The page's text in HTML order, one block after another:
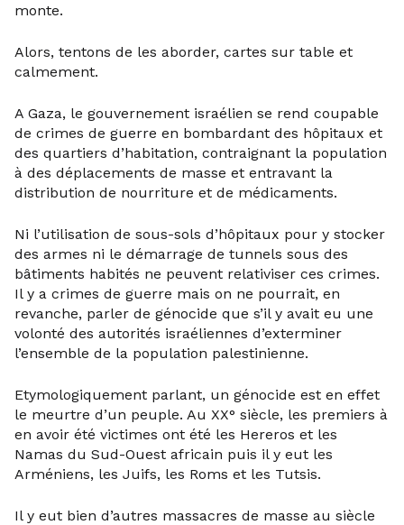
monte.
Alors, tentons de les aborder, cartes sur table et
calmement.
A Gaza, le gouvernement israélien se rend coupable
de crimes de guerre en bombardant des hôpitaux et
des quartiers d’habitation, contraignant la population
à des déplacements de masse et entravant la
distribution de nourriture et de médicaments.
Ni l’utilisation de sous-sols d’hôpitaux pour y stocker
des armes ni le démarrage de tunnels sous des
bâtiments habités ne peuvent relativiser ces crimes.
Il y a crimes de guerre mais on ne pourrait, en
revanche, parler de génocide que s’il y avait eu une
volonté des autorités israéliennes d’exterminer
l’ensemble de la population palestinienne.
Etymologiquement parlant, un génocide est en effet
le meurtre d’un peuple. Au XX° siècle, les premiers à
en avoir été victimes ont été les Hereros et les
Namas du Sud-Ouest africain puis il y eut les
Arméniens, les Juifs, les Roms et les Tutsis.
Il y eut bien d’autres massacres de masse au siècle